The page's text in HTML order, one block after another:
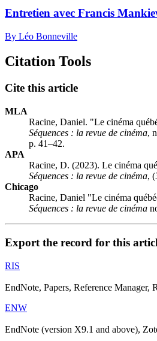
Entretien avec Francis
By Léo Bonneville
Citation Tools
Cite this article
MLA
Racine, Daniel. "Le cinéma
Séquences : la revue de cinéma,
p. 41–42.
APA
Racine, D. (2023). Le cinéma
Séquences : la revue de cinéma,
Chicago
Racine, Daniel "Le cinéma
Séquences : la revue de cinéma
Export the record for this
RIS
EndNote, Papers, Reference Manager,
ENW
EndNote (version X9.1 and above),